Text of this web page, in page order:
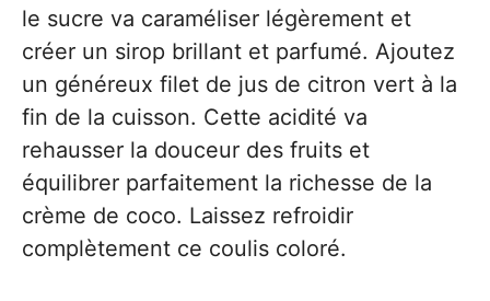
le sucre va caraméliser légèrement et
créer un sirop brillant et parfumé. Ajoutez
un généreux filet de jus de citron vert à la
fin de la cuisson. Cette acidité va
rehausser la douceur des fruits et
équilibrer parfaitement la richesse de la
crème de coco. Laissez refroidir
complètement ce coulis coloré.